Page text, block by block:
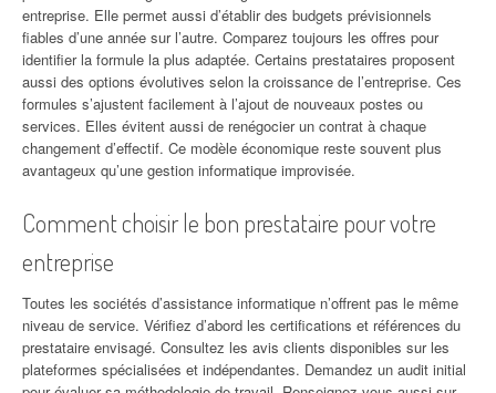
entreprise. Elle permet aussi d’établir des budgets prévisionnels
fiables d’une année sur l’autre. Comparez toujours les offres pour
identifier la formule la plus adaptée. Certains prestataires proposent
aussi des options évolutives selon la croissance de l’entreprise. Ces
formules s’ajustent facilement à l’ajout de nouveaux postes ou
services. Elles évitent aussi de renégocier un contrat à chaque
changement d’effectif. Ce modèle économique reste souvent plus
avantageux qu’une gestion informatique improvisée.
Comment choisir le bon prestataire pour votre
entreprise
Toutes les sociétés d’assistance informatique n’offrent pas le même
niveau de service. Vérifiez d’abord les certifications et références du
prestataire envisagé. Consultez les avis clients disponibles sur les
plateformes spécialisées et indépendantes. Demandez un audit initial